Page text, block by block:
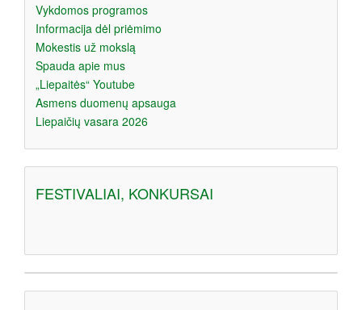
Vykdomos programos
Informacija dėl priėmimo
Mokestis už mokslą
Spauda apie mus
„Liepaitės“ Youtube
Asmens duomenų apsauga
Liepaičių vasara 2026
FESTIVALIAI, KONKURSAI